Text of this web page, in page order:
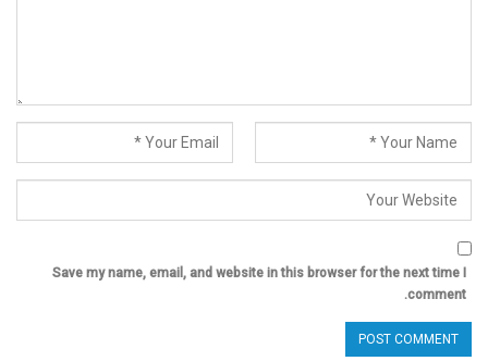
Save my name, email, and website in this browser for the next time I
comment.